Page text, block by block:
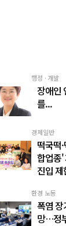
행정 · 개발
장애인
를...
경제일반
떡국떡
합업종
진입 제
환경 노동
폭염 장
망…정